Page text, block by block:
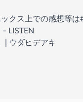
クス上での感想等は
LISTEN⁠⁠
| ウダヒデアキ